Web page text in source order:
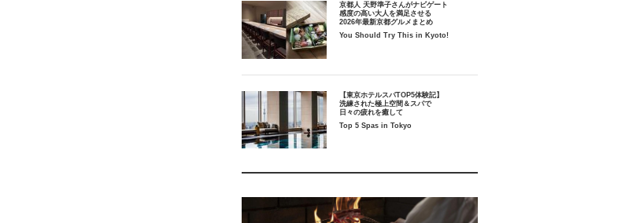
京都人 天野準子さんがナビゲート
感度の高い大人を満足させる
2026年最新京都グルメまとめ
You Should Try This in Kyoto!
【東京ホテルスパTOP5体験記】
洗練された極上空間＆スパで
日々の疲れを癒して
Top 5 Spas in Tokyo